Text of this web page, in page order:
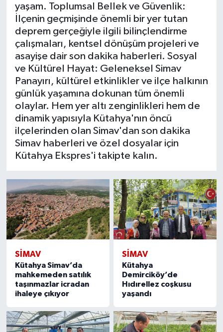
yaşam. Toplumsal Bellek ve Güvenlik:
İlçenin geçmişinde önemli bir yer tutan
deprem gerçeğiyle ilgili bilinçlendirme
çalışmaları, kentsel dönüşüm projeleri ve
asayişe dair son dakika haberleri. Sosyal
ve Kültürel Hayat: Geleneksel Simav
Panayırı, kültürel etkinlikler ve ilçe halkının
günlük yaşamına dokunan tüm önemli
olaylar. Hem yer altı zenginlikleri hem de
dinamik yapısıyla Kütahya'nın öncü
ilçelerinden olan Simav'dan son dakika
Simav haberleri ve özel dosyalar için
Kütahya Ekspres'i takipte kalın.
SIMAV
Kütahya Simav’da
mahkemeden satılık
taşınmazlar icradan
ihaleye çıkıyor
SIMAV
Kütahya
Demirciköy’de
Hıdırellez coşkusu
yaşandı
Otomobil
Pazarlar
Politika
Resmi İlan
Rüya Tabirleri
Sağlık
Şaphane
Simav
Siyaset
Spor
Tavşanlı
Teknoloji
Türkiye